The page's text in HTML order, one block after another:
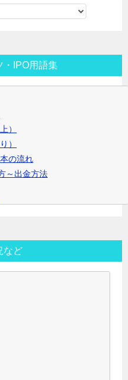
・IPO用語集
）
）
の流れ
～出金方法
など